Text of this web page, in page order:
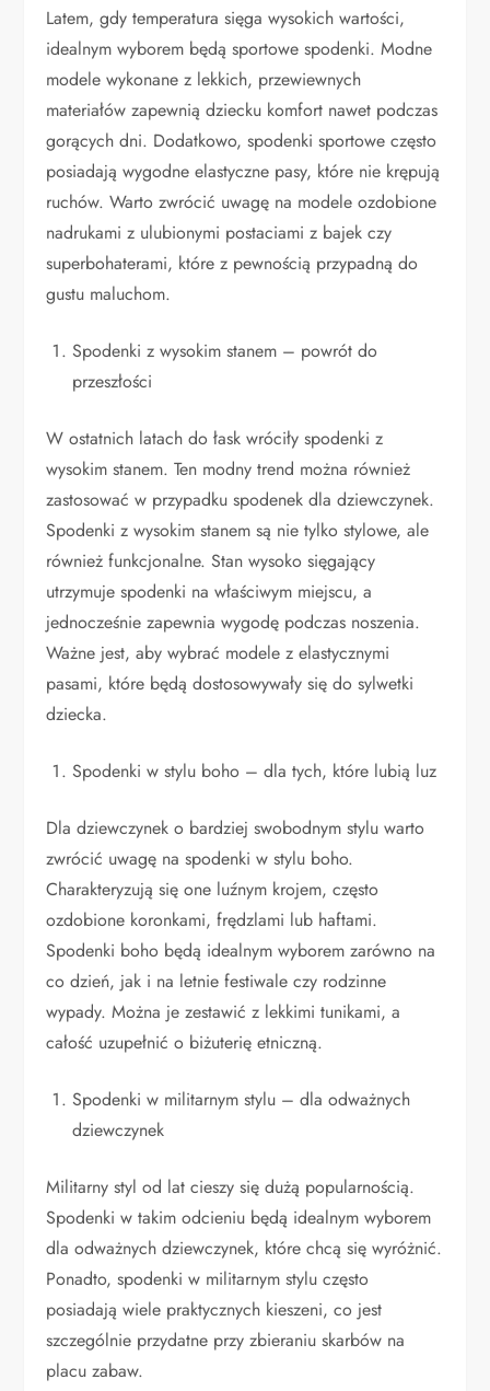
Latem, gdy temperatura sięga wysokich wartości,
idealnym wyborem będą sportowe spodenki. Modne
modele wykonane z lekkich, przewiewnych
materiałów zapewnią dziecku komfort nawet podczas
gorących dni. Dodatkowo, spodenki sportowe często
posiadają wygodne elastyczne pasy, które nie krępują
ruchów. Warto zwrócić uwagę na modele ozdobione
nadrukami z ulubionymi postaciami z bajek czy
superbohaterami, które z pewnością przypadną do
gustu maluchom.
Spodenki z wysokim stanem – powrót do
przeszłości
W ostatnich latach do łask wróciły spodenki z
wysokim stanem. Ten modny trend można również
zastosować w przypadku spodenek dla dziewczynek.
Spodenki z wysokim stanem są nie tylko stylowe, ale
również funkcjonalne. Stan wysoko sięgający
utrzymuje spodenki na właściwym miejscu, a
jednocześnie zapewnia wygodę podczas noszenia.
Ważne jest, aby wybrać modele z elastycznymi
pasami, które będą dostosowywały się do sylwetki
dziecka.
Spodenki w stylu boho – dla tych, które lubią luz
Dla dziewczynek o bardziej swobodnym stylu warto
zwrócić uwagę na spodenki w stylu boho.
Charakteryzują się one luźnym krojem, często
ozdobione koronkami, frędzlami lub haftami.
Spodenki boho będą idealnym wyborem zarówno na
co dzień, jak i na letnie festiwale czy rodzinne
wypady. Można je zestawić z lekkimi tunikami, a
całość uzupełnić o biżuterię etniczną.
Spodenki w militarnym stylu – dla odważnych
dziewczynek
Militarny styl od lat cieszy się dużą popularnością.
Spodenki w takim odcieniu będą idealnym wyborem
dla odważnych dziewczynek, które chcą się wyróżnić.
Ponadto, spodenki w militarnym stylu często
posiadają wiele praktycznych kieszeni, co jest
szczególnie przydatne przy zbieraniu skarbów na
placu zabaw.